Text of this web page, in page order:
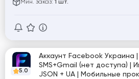
Мин. заказ: 1 шт.
5.0
Аккаунт Facebook Украина
SMS+Gmail (нет доступа) |
JSON + UA | Мобильные